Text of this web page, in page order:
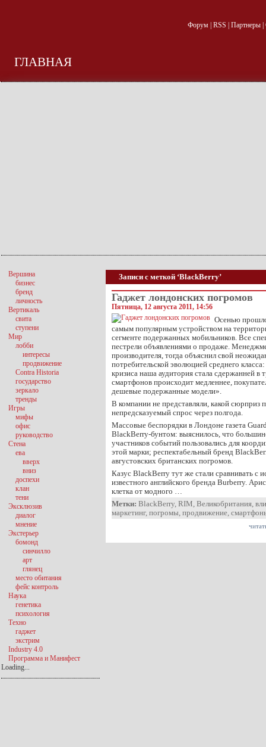
Форум| RSS Партнеры|
ГЛАВНАЯ
Записи с меткой ‘BlackBerry’
Гаджет лондонских погромов
Пятница, 12 августа 2011, 14:56
Осенью
самым популярным устройством на
сегменте подержанных мобильников. Все
пестрели объявлениями о продаже.
производителя, тогда объяснил свой
потребительской эволюцией среднего
кризиса наша аудитория стала сдержанней в
смартфонов происходит медленнее,
дешевые подержанные модели».
В компании не представляли, какой сюрприз
непредсказуемый спрос через полгода.
Массовые беспорядки в Лондоне газета
BlackBerry-бунтом: выяснилось, что
участников событий пользовались для
этой марки; респектабельный бренд
августовских британских погромов.
Казус BlackBerry тут же стали сравнивать с
известного английского бренда Burberry.
клетка от модного …
Метки: BlackBerry, RIM, Великобритания,
маркетинг, погромы, продвижение,
Вершина
бизнес
бренд
личность
Вертикаль
свита
ступени
Мир
лобби
интересы
продвижение
Contra Historia
государство
зеркало
тренды
Игры
мифы
офис
руководство
Стена
ева
вверх
вниз
доспехи
клан
тени
Эксклюзив
диалог
мнение
Экстерьер
бомонд
синчилло
арт
глянец
место обитания
фейс контроль
Наука
генетика
психология
Техно
гаджет
экстрим
Industry 4.0
Программа и Манифест
Loading...